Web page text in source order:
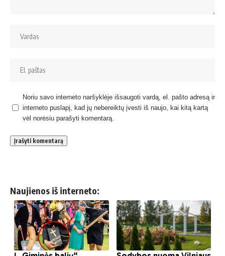
Noriu savo interneto naršyklėje išsaugoti vardą, el. pašto adresą ir
interneto puslapį, kad jų nebereiktų įvesti iš naujo, kai kitą kartą
vėl norėsiu parašyti komentarą.
Naujienos iš interneto: